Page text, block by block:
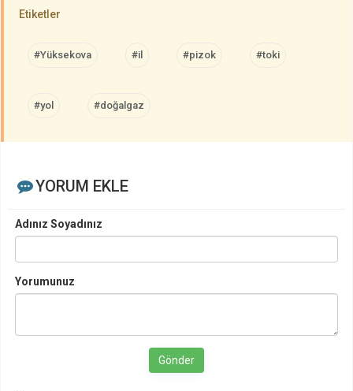
Etiketler
#Yüksekova #il #pizok #toki
#yol #doğalgaz
YORUM EKLE
Adınız Soyadınız
Yorumunuz
Gönder